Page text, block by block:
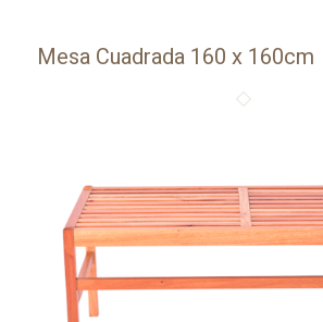
Mesa Cuadrada 160 x 160cm